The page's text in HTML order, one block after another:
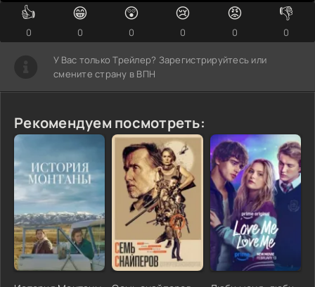
👍
0
😁
0
😲
0
😢
0
😡
0
👎
0
У Вас только Трейлер? Зарегистрируйтесь или
смените страну в ВПН
Рекомендуем посмотреть: